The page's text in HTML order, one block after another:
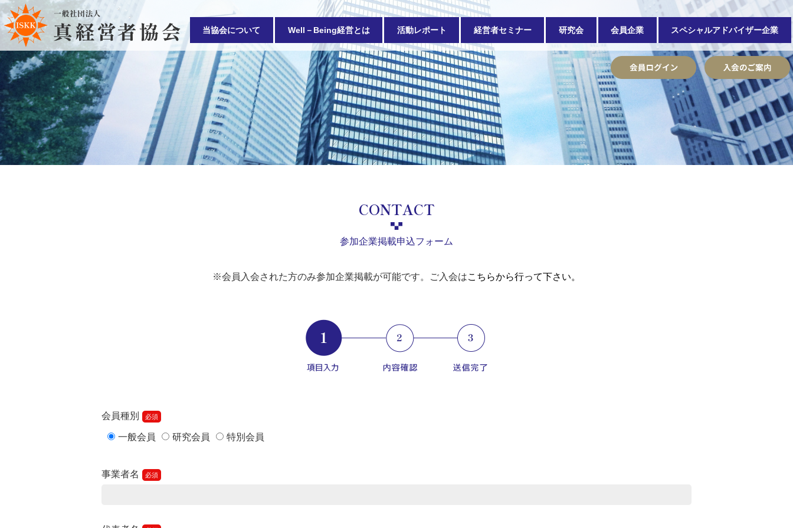
当協会について Well－Being経営とは 活動レポート 経営者セミナー 研究会 会員企業 スペシャルアドバイザー企業
CONTACT
参加企業掲載申込フォーム
※会員入会された方のみ参加企業掲載が可能です。ご入会はこちらから行って下さい。
会員種別
一般会員 研究会員 特別会員
事業者名